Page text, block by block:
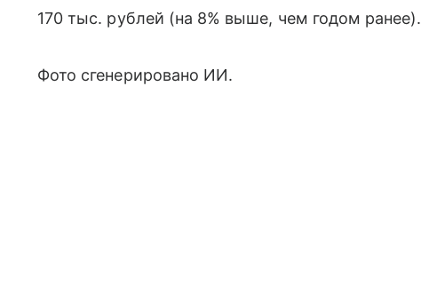
170 тыс. рублей (на 8% выше, чем годом ранее).
Фото сгенерировано ИИ.